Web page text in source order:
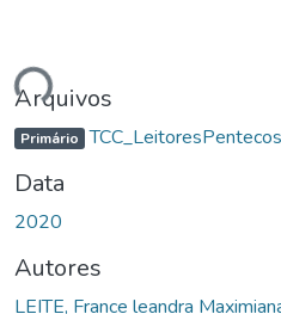
Arquivos
Primário
Data
2020
Autores
LEITE, France leandra